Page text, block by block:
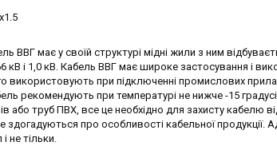
ВВГ має у своїй структурі мідні жили з ним
кВ і 1,0 кВ. Кабель ВВГ має широке застосування і
використовують при підключенні промислових
рекомендують при температурі не нижче -15
або труб ПВХ, все це необхідно для захисту
здогадуються про особливості кабельної продукції.
не тільки.